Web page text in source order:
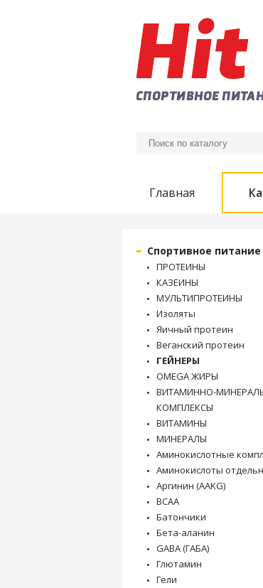
Главная
Спортивное питание
ПРОТЕИНЫ
КАЗЕИНЫ
МУЛЬТИПРОТЕИНЫ
Изоляты
Яичный протеин
Веганский протеин
ГЕЙНЕРЫ
OMEGA ЖИРЫ
ВИТАМИННО-
КОМПЛЕКСЫ
ВИТАМИНЫ
МИНЕРАЛЫ
Аминокислотные
Аминокислоты
Аргинин (AAKG)
BCAA
Батончики
Бета-аланин
GABA (ГАБА)
Глютамин
Гели